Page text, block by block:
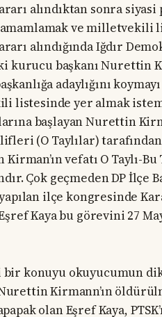
alındıktan sonra
ve milletvekili
alındığında Iğdır
kurucu başkanı
adaylığını
listesinde yer almak
başlayan Nurettin
(O Taylılar)
vefatı O Taylı-
Çok geçmeden DP İlçe
ilçe kongresinde
Kaya bu görevini 27
konuyu okuyucumun
Kirmann’ın
olan Eşref Kaya,